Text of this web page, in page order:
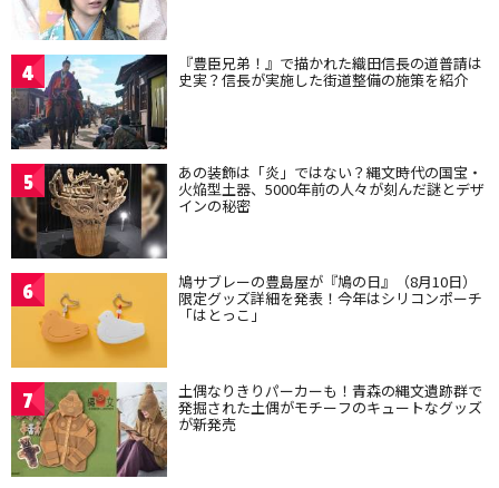
4 『豊臣兄弟！』で描かれた織田信長の道普請は
史実？信長が実施した街道整備の施策を紹介
5 あの装飾は「炎」ではない？縄文時代の国宝・
火焔型土器、5000年前の人々が刻んだ謎とデザ
インの秘密
6 鳩サブレーの豊島屋が『鳩の日』（8月10日）
限定グッズ詳細を発表！今年はシリコンポーチ
「はとっこ」
7 土偶なりきりパーカーも！青森の縄文遺跡群で
発掘された土偶がモチーフのキュートなグッズ
が新発売